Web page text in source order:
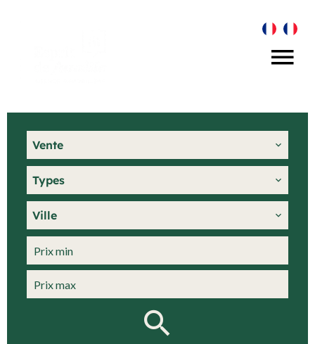
Vente
Types
Ville